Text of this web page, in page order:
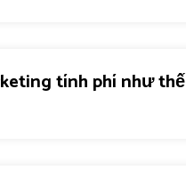
tính phí như thế